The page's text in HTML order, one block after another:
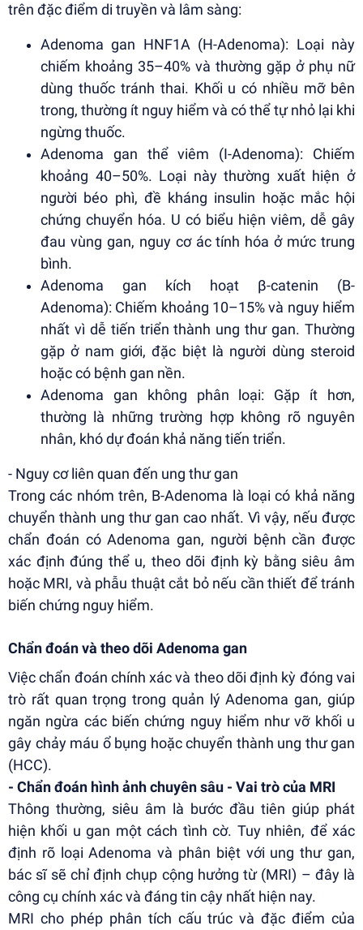
trên đặc điểm di truyền và lâm sàng:
Adenoma gan HNF1A (H-Adenoma): Loại này
chiếm khoảng 35–40% và thường gặp ở phụ nữ
dùng thuốc tránh thai. Khối u có nhiều mỡ bên
trong, thường ít nguy hiểm và có thể tự nhỏ lại khi
ngừng thuốc.
Adenoma gan thể viêm (I-Adenoma): Chiếm
khoảng 40–50%. Loại này thường xuất hiện ở
người béo phì, đề kháng insulin hoặc mắc hội
chứng chuyển hóa. U có biểu hiện viêm, dễ gây
đau vùng gan, nguy cơ ác tính hóa ở mức trung
bình.
Adenoma gan kích hoạt β-catenin (B-
Adenoma): Chiếm khoảng 10–15% và nguy hiểm
nhất vì dễ tiến triển thành ung thư gan. Thường
gặp ở nam giới, đặc biệt là người dùng steroid
hoặc có bệnh gan nền.
Adenoma gan không phân loại: Gặp ít hơn,
thường là những trường hợp không rõ nguyên
nhân, khó dự đoán khả năng tiến triển.
- Nguy cơ liên quan đến ung thư gan
Trong các nhóm trên, B-Adenoma là loại có khả năng
chuyển thành ung thư gan cao nhất. Vì vậy, nếu được
chẩn đoán có Adenoma gan, người bệnh cần được
xác định đúng thể u, theo dõi định kỳ bằng siêu âm
hoặc MRI, và phẫu thuật cắt bỏ nếu cần thiết để tránh
biến chứng nguy hiểm.
Chẩn đoán và theo dõi Adenoma gan
Việc chẩn đoán chính xác và theo dõi định kỳ đóng vai
trò rất quan trọng trong quản lý Adenoma gan, giúp
ngăn ngừa các biến chứng nguy hiểm như vỡ khối u
gây chảy máu ổ bụng hoặc chuyển thành ung thư gan
(HCC).
- Chẩn đoán hình ảnh chuyên sâu - Vai trò của MRI
Thông thường, siêu âm là bước đầu tiên giúp phát
hiện khối u gan một cách tình cờ. Tuy nhiên, để xác
định rõ loại Adenoma và phân biệt với ung thư gan,
bác sĩ sẽ chỉ định chụp cộng hưởng từ (MRI) – đây là
công cụ chính xác và đáng tin cậy nhất hiện nay.
MRI cho phép phân tích cấu trúc và đặc điểm của